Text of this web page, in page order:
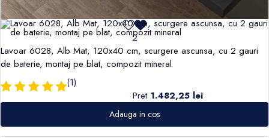
2
Lavoar 6028, Alb Mat, 120x40 cm, scurgere ascunsa, cu 2 gauri
de baterie, montaj pe blat, compozit mineral
(1)
Pret 1.482,25 lei
Adauga in cos